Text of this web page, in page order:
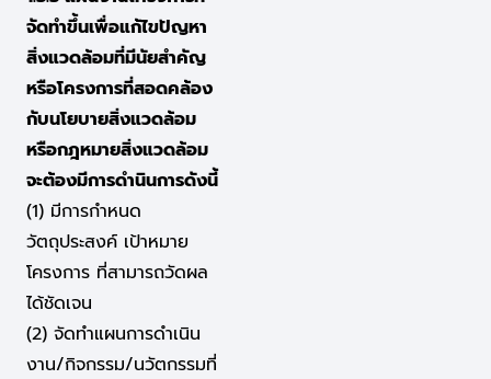
จัดทำขึ้นเพื่อแก้ไขปัญหา
สิ่งแวดล้อมที่มีนัยสำคัญ
หรือโครงการที่สอดคล้อง
กับนโยบายสิ่งแวดล้อม
หรือกฎหมายสิ่งแวดล้อม
จะต้องมีการดำนินการดังนี้
(1) มีการกำหนด
วัตถุประสงค์ เป้าหมาย
โครงการ ที่สามารถวัดผล
ได้ชัดเจน
(2) จัดทำแผนการดำเนิน
งาน/กิจกรรม/นวัตกรรมที่